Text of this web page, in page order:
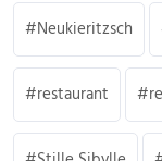
Neukieritzsch
restaurant